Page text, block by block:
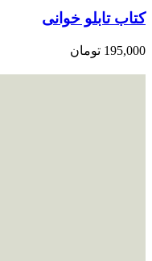
کتاب تابلو خوانی
195,000 تومان